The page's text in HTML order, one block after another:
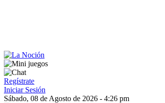
Regístrate
Iniciar Sesión
Sábado, 08 de Agosto de 2026 - 4:26 pm